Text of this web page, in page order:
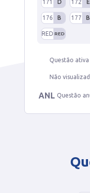
171 D 172 E
176 B 177 B
RED RED
Questão ativa
Não
ANL Questão